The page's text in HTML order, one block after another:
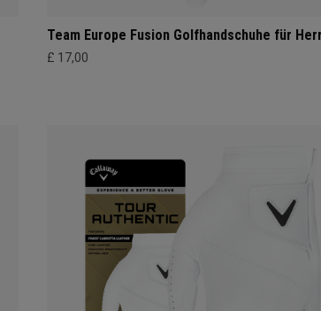
Team Europe Fusion Golfhandschuhe für
£ 17,00